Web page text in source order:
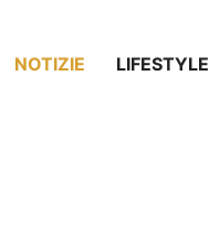
NOTIZIE LIFESTYLE